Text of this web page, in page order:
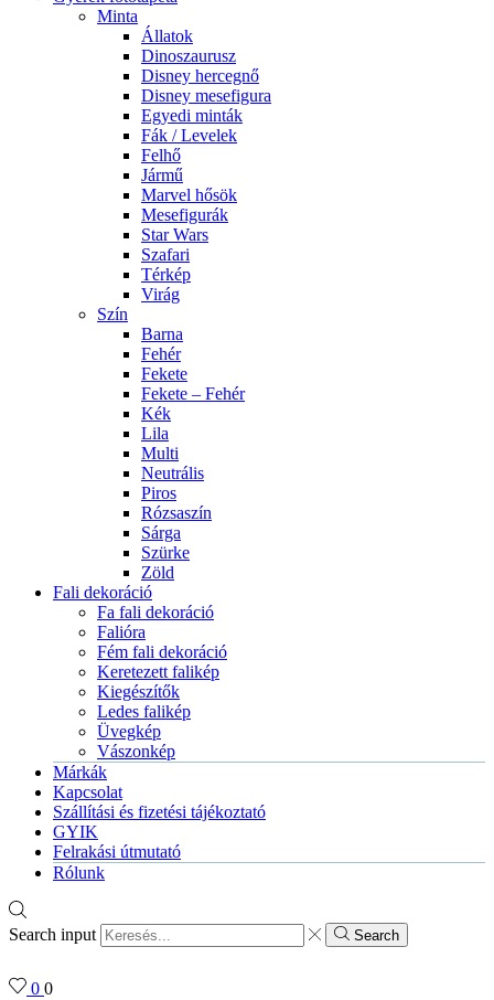
Minta
Állatok
Dinoszaurusz
Disney hercegnő
Disney mesefigura
Egyedi minták
Fák / Levelek
Felhő
Jármű
Marvel hősök
Mesefigurák
Star Wars
Szafari
Térkép
Virág
Szín
Barna
Fehér
Fekete
Fekete – Fehér
Kék
Lila
Multi
Neutrális
Piros
Rózsaszín
Sárga
Szürke
Zöld
Fali dekoráció
Fa fali dekoráció
Falióra
Fém fali dekoráció
Keretezett falikép
Kiegészítők
Ledes falikép
Üvegkép
Vászonkép
Márkák
Kapcsolat
Szállítási és fizetési tájékoztató
GYIK
Felrakási útmutató
Rólunk
Search input Search
0 0